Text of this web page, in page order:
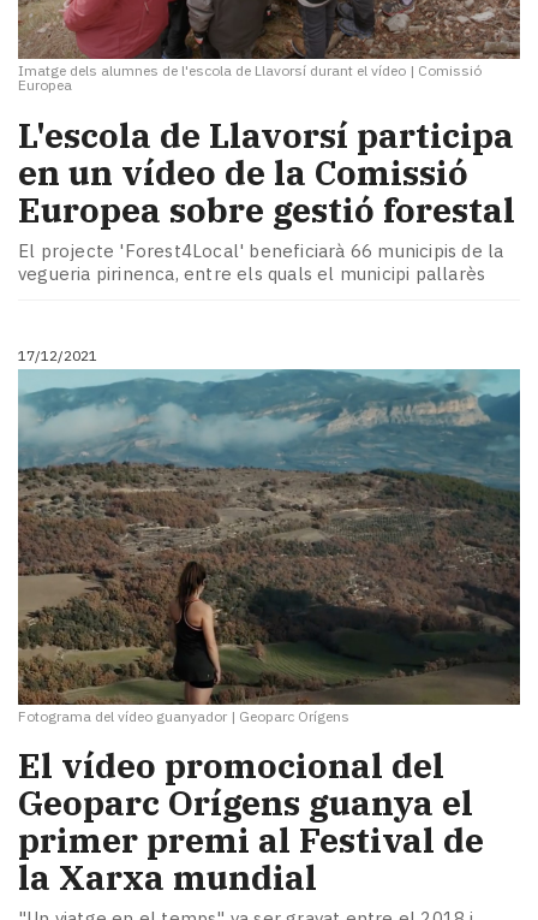
Imatge dels alumnes de l'escola de Llavorsí durant el vídeo | Comissió
Europea
L'escola de Llavorsí participa
en un vídeo de la Comissió
Europea sobre gestió forestal
El projecte 'Forest4Local' beneficiarà 66 municipis de la
vegueria pirinenca, entre els quals el municipi pallarès
17/12/2021
Fotograma del vídeo guanyador | Geoparc Orígens
El vídeo promocional del
Geoparc Orígens guanya el
primer premi al Festival de
la Xarxa mundial